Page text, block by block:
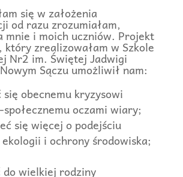
się w założenia
od razu zrozumiałam,
mnie i moich uczniów. Projekt
który zrealizowałam w Szkole
Nr2 im. Świętej Jadwigi
Sączu umożliwił nam:
obecnemu kryzysowi
oczami wiary;
się więcej o podejściu
ekologii i ochrony środowiska;
do wielkiej rodziny